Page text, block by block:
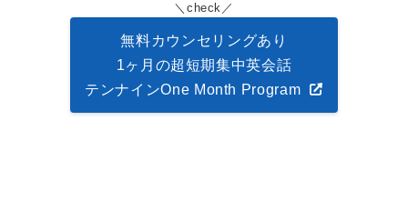
check
無料カウンセリングあり
1ヶ月の超短期集中英会話
テンナインOne Month Program